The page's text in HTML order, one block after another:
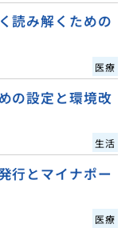
読み解くための
医療
の設定と環境改
生活
行とマイナポー
医療